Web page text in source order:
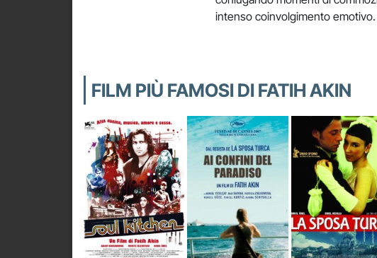
intenso coinvolgimento emotivo.
FILM PIÙ FAMOSI DI FATIH AKIN